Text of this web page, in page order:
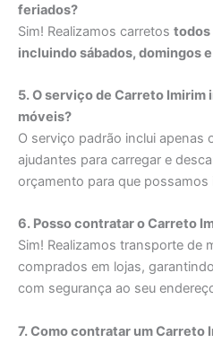
feriados?
Sim! Realizamos carretos todos
incluindo sábados, domingos
5. O serviço de Carreto
móveis?
O serviço padrão inclui apenas
ajudantes para carregar e
orçamento para que possamos
6. Posso contratar o Carreto
Sim! Realizamos transporte de
comprados em lojas,
com segurança ao seu
7. Como contratar um Carreto